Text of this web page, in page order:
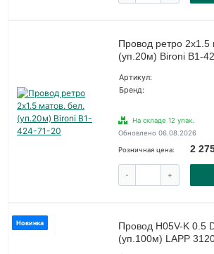
Провод ретро 2х1.5
(уп.20м) Bironi B1-
Артикул:
Бренд:
На складе 12 упак.
Обновлено 06.08.2026
Розничная цена: 2
- +
Новинка
Провод H05V-K 0.5
(уп.100м) LAPP